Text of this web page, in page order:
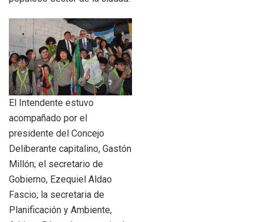
El Intendente estuvo
acompañado por el
presidente del Concejo
Deliberante capitalino, Gastón
Millón; el secretario de
Gobierno, Ezequiel Aldao
Fascio; la secretaria de
Planificación y Ambiente,